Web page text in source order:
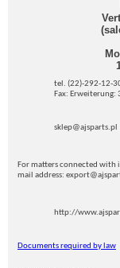
tel. (22)-292-12-
Fax: Erweiterung:
sklep@ajsparts.pl
For matters connected with
mail address:
http://
Documents required by law